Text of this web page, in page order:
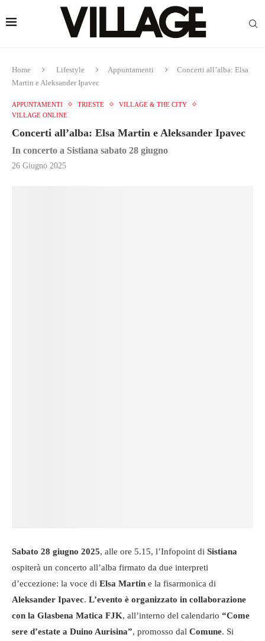
Home Lifestyle Appuntamenti
Concerti all’alba: Elsa
Martin e Aleksander Ipavec
APPUNTAMENTI TRIESTE
VILLAGE & THE CITY
VILLAGE ONLINE
Concerti all’alba: Elsa Martin e Aleksander Ipavec
In concerto a Sistiana sabato 28 giugno
26 Giugno 2025
Sabato 28 giugno 2025, alle ore 5.15, l’Infopoint di Sistiana
ospiterà un concerto all’alba firmato da due interpreti
d’eccezione: la voce di Elsa Martin e la fisarmonica di
Aleksander Ipavec. L’evento è organizzato in collaborazione
con la Glasbena Matica FJK, all’interno del calendario “Come
sere d’estate a Duino Aurisina”, promosso dal Comune. Si